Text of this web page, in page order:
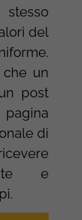
del
che un
post
di
e